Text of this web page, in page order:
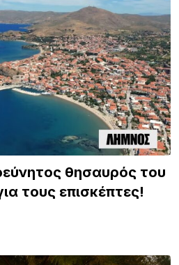
θησαυρός του
τους επισκέπτες!